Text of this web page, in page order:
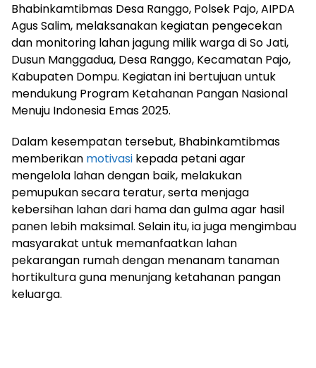
Bhabinkamtibmas Desa Ranggo, Polsek Pajo, AIPDA
Agus Salim, melaksanakan kegiatan pengecekan
dan monitoring lahan jagung milik warga di So Jati,
Dusun Manggadua, Desa Ranggo, Kecamatan Pajo,
Kabupaten Dompu. Kegiatan ini bertujuan untuk
mendukung Program Ketahanan Pangan Nasional
Menuju Indonesia Emas 2025.
Dalam kesempatan tersebut, Bhabinkamtibmas
memberikan motivasi kepada petani agar
mengelola lahan dengan baik, melakukan
pemupukan secara teratur, serta menjaga
kebersihan lahan dari hama dan gulma agar hasil
panen lebih maksimal. Selain itu, ia juga mengimbau
masyarakat untuk memanfaatkan lahan
pekarangan rumah dengan menanam tanaman
hortikultura guna menunjang ketahanan pangan
keluarga.